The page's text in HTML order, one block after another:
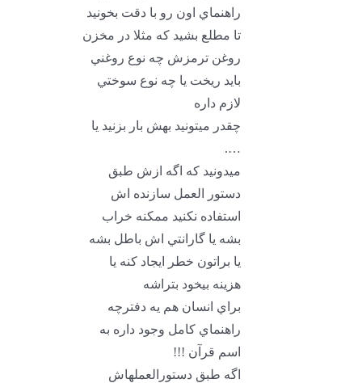
راهنماي اون رو با دقت بخونيد
تا مطلع بشيد که مثلا در مخزن
روغن ترمزش چه نوع روغني
بايد ريخت يا چه نوع سوختي
لازم داره
چقدر ميتونيد بهش بار بزنيد يا
….
ميدونيد که اگه ازش طبق
دستور العمل سازنده اش
استفاده نکنيد ممکنه خراب
بشه يا گارانتي اش باطل بشه
يا براتون خطر ايجاد کنه يا
هزينه بيخود بتراشه
براي انسان هم يه دفترچه
راهنماي کامل وجود داره به
اسم قرآن !!!
اگه طبق دستورالعملهاش